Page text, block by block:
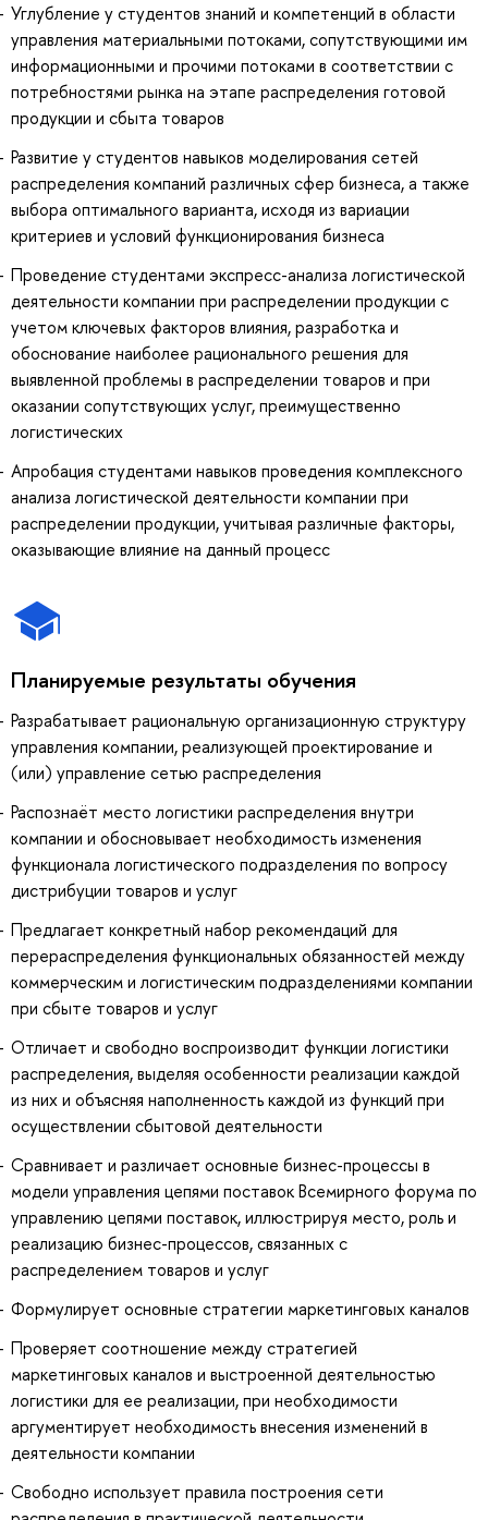
Углубление у студентов знаний и компетенций в области
управления материальными потоками, сопутствующими им
информационными и прочими потоками в соответствии с
потребностями рынка на этапе распределения готовой
продукции и сбыта товаров
Развитие у студентов навыков моделирования сетей
распределения компаний различных сфер бизнеса, а также
выбора оптимального варианта, исходя из вариации
критериев и условий функционирования бизнеса
Проведение студентами экспресс-анализа логистической
деятельности компании при распределении продукции с
учетом ключевых факторов влияния, разработка и
обоснование наиболее рационального решения для
выявленной проблемы в распределении товаров и при
оказании сопутствующих услуг, преимущественно
логистических
Апробация студентами навыков проведения комплексного
анализа логистической деятельности компании при
распределении продукции, учитывая различные факторы,
оказывающие влияние на данный процесс
Планируемые результаты обучения
Разрабатывает рациональную организационную структуру
управления компании, реализующей проектирование и
(или) управление сетью распределения
Распознаёт место логистики распределения внутри
компании и обосновывает необходимость изменения
функционала логистического подразделения по вопросу
дистрибуции товаров и услуг
Предлагает конкретный набор рекомендаций для
перераспределения функциональных обязанностей между
коммерческим и логистическим подразделениями компании
при сбыте товаров и услуг
Отличает и свободно воспроизводит функции логистики
распределения, выделяя особенности реализации каждой
из них и объясняя наполненность каждой из функций при
осуществлении сбытовой деятельности
Сравнивает и различает основные бизнес-процессы в
модели управления цепями поставок Всемирного форума по
управлению цепями поставок, иллюстрируя место, роль и
реализацию бизнес-процессов, связанных с
распределением товаров и услуг
Формулирует основные стратегии маркетинговых каналов
Проверяет соотношение между стратегией
маркетинговых каналов и выстроенной деятельностью
логистики для ее реализации, при необходимости
аргументирует необходимость внесения изменений в
деятельности компании
Свободно использует правила построения сети